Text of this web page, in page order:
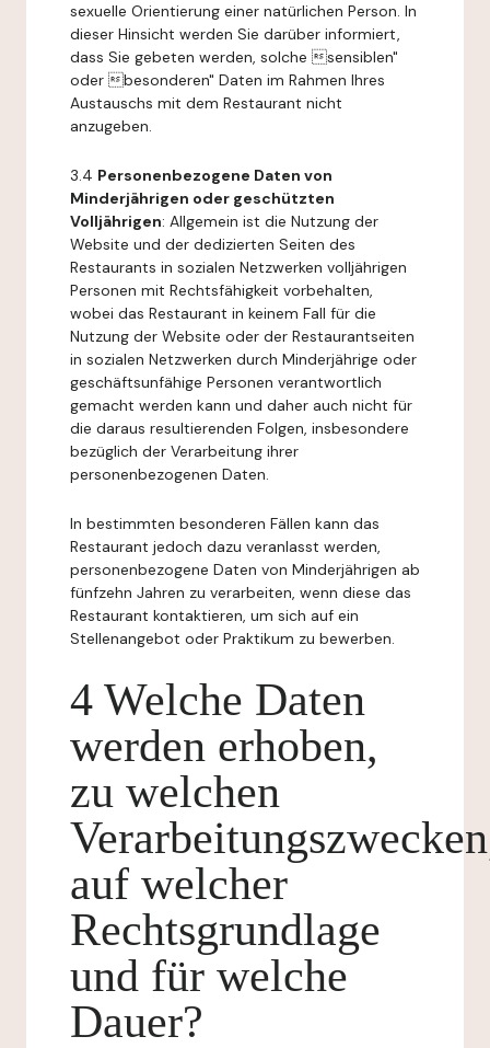
sexuelle Orientierung einer natürlichen Person. In
dieser Hinsicht werden Sie darüber informiert,
dass Sie gebeten werden, solche sensiblen"
oder besonderen" Daten im Rahmen Ihres
Austauschs mit dem Restaurant nicht
anzugeben.
3.4 Personenbezogene Daten von
Minderjährigen oder geschützten
Volljährigen: Allgemein ist die Nutzung der
Website und der dedizierten Seiten des
Restaurants in sozialen Netzwerken volljährigen
Personen mit Rechtsfähigkeit vorbehalten,
wobei das Restaurant in keinem Fall für die
Nutzung der Website oder der Restaurantseiten
in sozialen Netzwerken durch Minderjährige oder
geschäftsunfähige Personen verantwortlich
gemacht werden kann und daher auch nicht für
die daraus resultierenden Folgen, insbesondere
bezüglich der Verarbeitung ihrer
personenbezogenen Daten.
In bestimmten besonderen Fällen kann das
Restaurant jedoch dazu veranlasst werden,
personenbezogene Daten von Minderjährigen ab
fünfzehn Jahren zu verarbeiten, wenn diese das
Restaurant kontaktieren, um sich auf ein
Stellenangebot oder Praktikum zu bewerben.
4 Welche Daten
werden erhoben,
zu welchen
auf welcher
Rechtsgrundlage
und für welche
Dauer?